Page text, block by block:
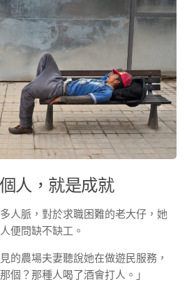
人，就是成就
人脈，對於求職困難的老大仔，她
便問缺不缺工。
的農場夫妻聽說她在做遊民服務，
個？那種人喝了酒會打人。」